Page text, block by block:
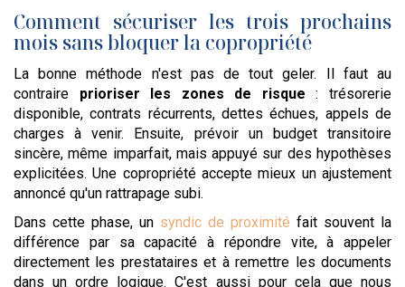
Comment sécuriser les trois prochains
mois sans bloquer la copropriété
La bonne méthode n'est pas de tout geler. Il faut au
contraire prioriser les zones de risque : trésorerie
disponible, contrats récurrents, dettes échues, appels de
charges à venir. Ensuite, prévoir un budget transitoire
sincère, même imparfait, mais appuyé sur des hypothèses
explicitées. Une copropriété accepte mieux un ajustement
annoncé qu'un rattrapage subi.
Dans cette phase, un syndic de proximité fait souvent la
différence par sa capacité à répondre vite, à appeler
directement les prestataires et à remettre les documents
dans un ordre logique. C'est aussi pour cela que nous